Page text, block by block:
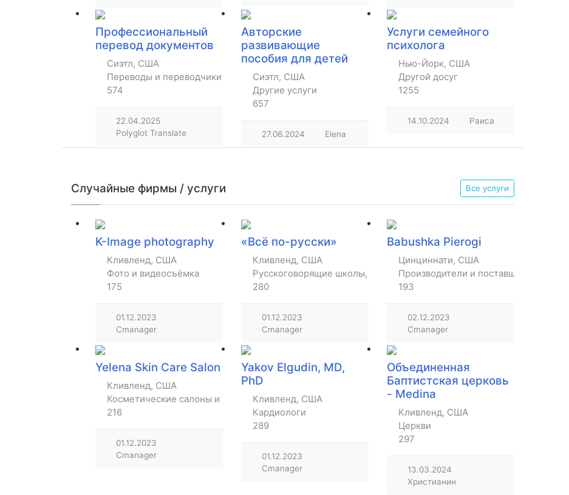
Профессиональный
перевод документов
Сиэтл, США
Переводы и переводчики
574
22.04.2025
Polyglot Translate
Авторские
развивающие
пособия для детей
Сиэтл, США
Другие услуги
657
27.06.2024 Elena
Услуги семейного
психолога
Нью-Йорк, США
Другой досуг
1255
14.10.2024 Раиса
Случайные фирмы / услуги Все услуги
K-Image photography
Кливленд, США
Фото и видеосъёмка
175
01.12.2023
Cmanager
«Всё по-русски»
Кливленд, США
Русскоговорящие школы, библиотеки
280
01.12.2023
Cmanager
Babushka Pierogi
Цинциннати, США
Производители и поставщики товаров
193
02.12.2023
Cmanager
Yelena Skin Care Salon
Кливленд, США
Косметические салоны и парикмахерские
216
01.12.2023
Cmanager
Yakov Elgudin, MD,
PhD
Кливленд, США
Кардиологи
289
01.12.2023
Cmanager
Объединенная
Баптистская церковь
- Medina
Кливленд, США
Церкви
297
13.03.2024
Христианин